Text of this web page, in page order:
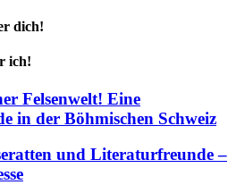
dich!
ich!
Felsenwelt! Eine
in der Böhmischen Schweiz
und Literaturfreunde –